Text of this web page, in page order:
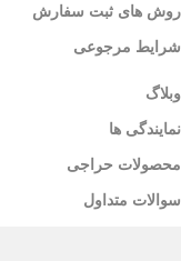
روش های ثبت سفارش
شرایط مرجوعی
وبلاگ
نمایندگی ها
محصولات حراجی
سوالات متداول